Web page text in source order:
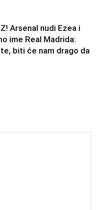
Arsenal nudi Ezea i
ime Real Madrida:
biti će nam drago da